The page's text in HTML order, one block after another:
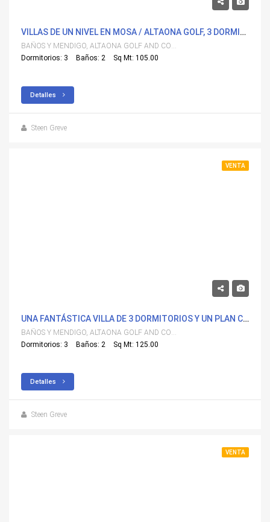
VILLAS DE UN NIVEL EN MOSA / ALTAONA GOLF, 3 DORMITORIOS Y 2 BAÑOS CON PISCINA PRIVADA
BAÑOS Y MENDIGO, ALTAONA GOLF AND COUNTRY VILLAGE
Dormitorios: 3
Baños: 2 Sq Mt: 105.00
Detalles
Steen Greve
VENTA
UNA FANTÁSTICA VILLA DE 3 DORMITORIOS Y UN PLAN CON PISCINA PRIVADA
BAÑOS Y MENDIGO, ALTAONA GOLF AND COUNTRY VILLAGE
Dormitorios: 3
Baños: 2 Sq Mt: 125.00
Detalles
Steen Greve
VENTA